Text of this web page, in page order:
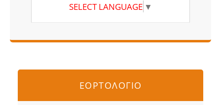
SELECT LANGUAGE ▼
ΕΟΡΤΟΛΟΓΙΟ